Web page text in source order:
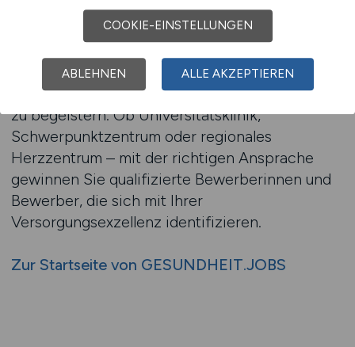
Mit GESUNDHEIT.JOBS bauen Sie eine starke
Arbeitgebermarke im Bereich Herzmedizin auf.
Spezialisierung sichtbar zu machen und
Pflegekräfte für eine Karriere in der Kardiologie
zu begeistern. Ob Universitätsklinik,
Schwerpunktzentrum oder regionales
Herzzentrum – mit der richtigen Ansprache
gewinnen Sie qualifizierte Bewerberinnen und
Bewerber, die sich mit Ihrer
Versorgungsexzellenz identifizieren.
Zur Startseite von GESUNDHEIT.JOBS
COOKIE-EINSTELLUNGEN
ABLEHNEN ALLE AKZEPTIEREN